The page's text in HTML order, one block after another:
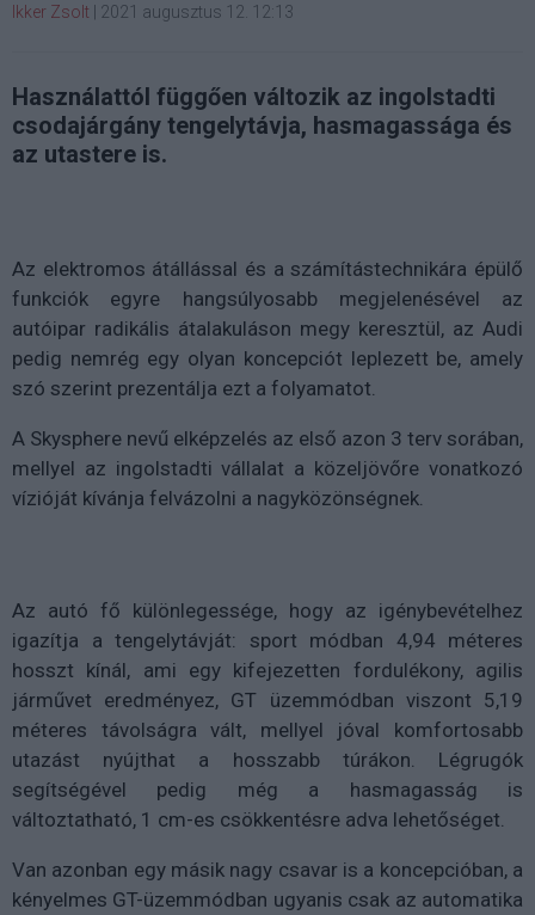
Ikker Zsolt | 2021 augusztus 12. 12:13
Használattól függően változik az ingolstadti
csodajárgány tengelytávja, hasmagassága és
az utastere is.
Az elektromos átállással és a számítástechnikára épülő
funkciók egyre hangsúlyosabb megjelenésével az
autóipar radikális átalakuláson megy keresztül, az Audi
pedig nemrég egy olyan koncepciót leplezett be, amely
szó szerint prezentálja ezt a folyamatot.
A Skysphere nevű elképzelés az első azon 3 terv sorában,
mellyel az ingolstadti vállalat a közeljövőre vonatkozó
vízióját kívánja felvázolni a nagyközönségnek.
Az autó fő különlegessége, hogy az igénybevételhez
igazítja a tengelytávját: sport módban 4,94 méteres
hosszt kínál, ami egy kifejezetten fordulékony, agilis
járművet eredményez, GT üzemmódban viszont 5,19
méteres távolságra vált, mellyel jóval komfortosabb
utazást nyújthat a hosszabb túrákon. Légrugók
segítségével pedig még a hasmagasság is
változtatható, 1 cm-es csökkentésre adva lehetőséget.
Van azonban egy másik nagy csavar is a koncepcióban, a
kényelmes GT-üzemmódban ugyanis csak az automatika